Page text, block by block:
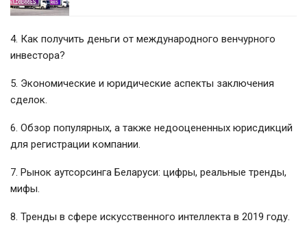
4. Как получить деньги от международного венчурного
инвестора?
5. Экономические и юридические аспекты заключения
сделок.
6. Обзор популярных, а также недооцененных юрисдикций
для регистрации компании.
7. Рынок аутсорсинга Беларуси: цифры, реальные тренды,
мифы.
8. Тренды в сфере искусственного интеллекта в 2019 году.